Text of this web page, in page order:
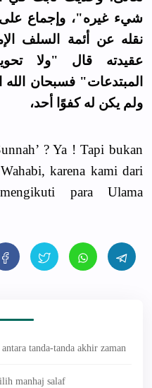
شيء غيره"، وإجماع على
نقله عن أئمة السلف
عقيدته قال "ولا
المبتدعات" فسبحان الله
ولم يكن له كفوًا أحد،
? Ya ! Tapi bukan
karena kami dari
para Ulama
tanda-tanda akhir zaman
manhaj salaf